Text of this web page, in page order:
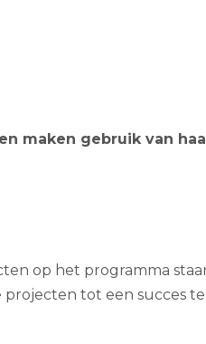
maken gebruik van
op het programma
tot een succes